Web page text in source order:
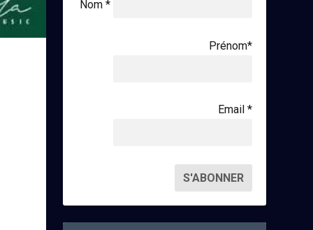
Nom *
Prénom*
Email *